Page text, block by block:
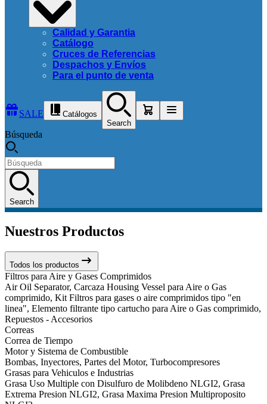
Calidad y Garantia
Catálogo
Cruces de Referencias
Despachos y Envíos
Para el punto de venta
SALE
Catálogos
Search
Búsqueda
Search
Nuestros Productos
Todos los productos
Filtros para Aire y Gases Comprimidos
Air Oil Separator, Carcaza Housing Vessel para Aire o Gas
comprimido, Kit Filtros para gases o aire comprimidos tipo "en
linea", Elemento filtrante tipo cartucho para Aire o Gas comprimido,
Repuestos - Accesorios
Correas
Correa de Tiempo
Motor y Sistema de Combustible
Bombas, Inyectores, Partes del Motor, Turbocompresores
Grasas para Vehiculos e Industrias
Grasa Uso Multiple con Disulfuro de Molibdeno NLGI2, Grasa
Extrema Presion NLGI2, Grasa Maxima Presion Multiproposito